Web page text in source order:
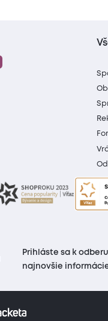
Prihláste sa k
najnovšie